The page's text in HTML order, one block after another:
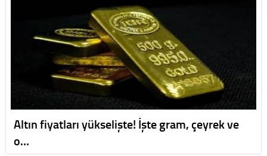
Altın fiyatları yükselişte! İşte gram, çeyrek ve
o…